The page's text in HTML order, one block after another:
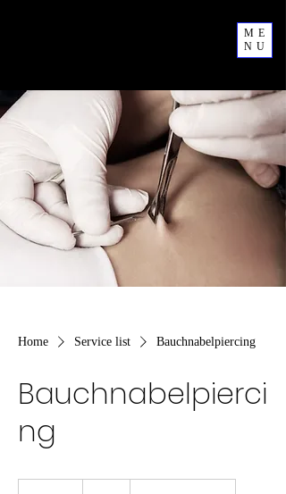
ME
NU
Home Service list Bauchnabelpiercing
Bauchnabelpierci
ng